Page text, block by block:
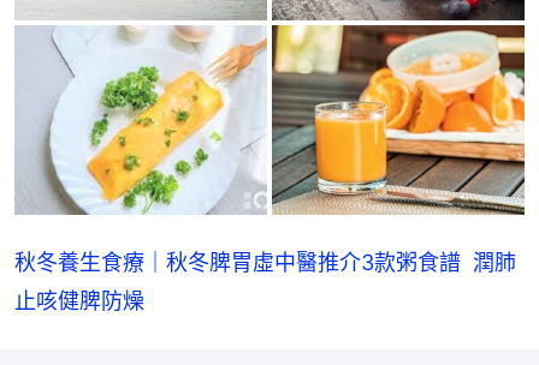
秋冬養生食療｜秋冬脾胃虛中醫推介3款粥食譜‎  潤肺
止咳健脾防燥